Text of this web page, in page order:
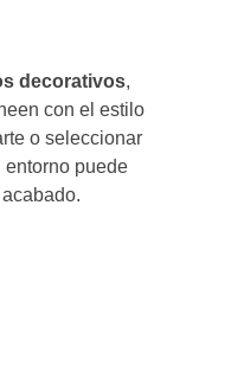
decorativos,
con el estilo
o seleccionar
entorno puede